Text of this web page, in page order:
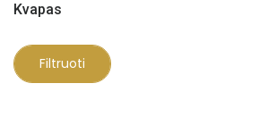
Kvapas
Filtruoti